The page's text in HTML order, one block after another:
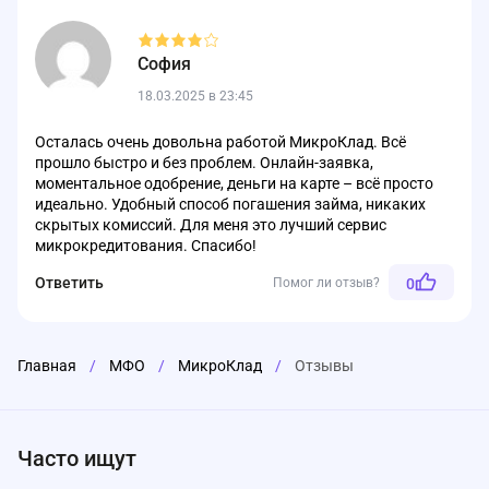
София
18.03.2025 в 23:45
Осталась очень довольна работой МикроКлад. Всё
прошло быстро и без проблем. Онлайн-заявка,
моментальное одобрение, деньги на карте – всё просто
идеально. Удобный способ погашения займа, никаких
скрытых комиссий. Для меня это лучший сервис
микрокредитования. Спасибо!
Ответить Помог ли отзыв? 0
Главная / МФО / МикроКлад / Отзывы
Часто ищут